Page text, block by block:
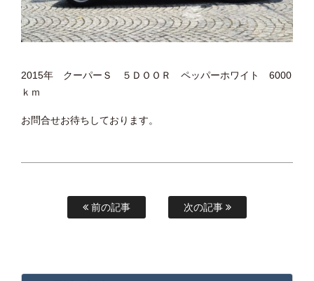
2015年 クーパーＳ ５ＤＯＯＲ ペッパーホワイト 6000
ｋｍ
お問合せお待ちしております。
前の記事 次の記事